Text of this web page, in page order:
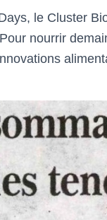
le Cluster
nourrir